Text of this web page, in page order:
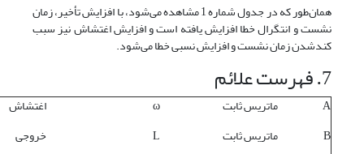
همان‌طور که در جدول شماره 1 مشاهده می‌شود، با افزایش تأخیر، زمان
نشست و انتگرال خطا افزایش یافته است و افزایش اغتشاش نیز سبب
کند‌شدن زمان نشست و افزایش نسبی خطا می‌شود.
7. فهرست علائم
A ماتریس ثابت ω
اغتشاش
B
ماتریس ثابت L
خروجی